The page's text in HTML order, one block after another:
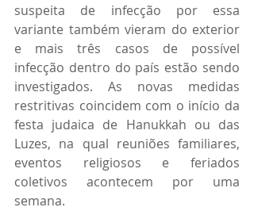
suspeita de infecção por essa
variante também vieram do exterior
e mais três casos de possível
infecção dentro do país estão sendo
investigados. As novas medidas
restritivas coincidem com o início da
festa judaica de Hanukkah ou das
Luzes, na qual reuniões familiares,
eventos religiosos e feriados
coletivos acontecem por uma
semana.